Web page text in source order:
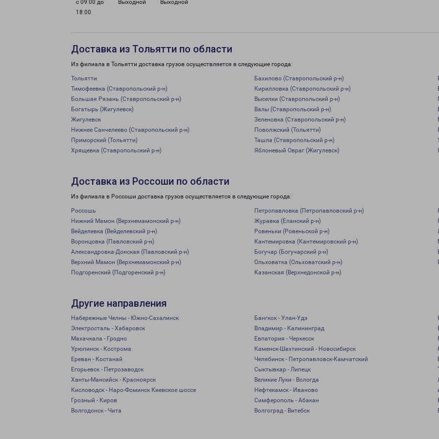
с 09:00 до
18:00
Выходной Выходной
Доставка из Тольятти по области
Из филиала в Тольятти доставка грузов осуществляется в следующие города:
Тольятти Бахилово (Ставропольский р-н)
Тимофеевка (Ставропольский р-н)
Кирилловка (Ставропольский р-н)
Большая Рязань (Ставропольский р-н)
Выселки (Ставропольский р-н)
Богатырь (Жигулевск)
Валы (Ставропольский р-н)
Жигулевск
Зеленовка (Ставропольский р-н)
Нижнее Санчелеево (Ставропольский р-н)
Поволжский (Тольятти)
Приморский (Тольятти)
Ташла (Ставропольский р-н)
Хрящевка (Ставропольский р-н)
Яблоневый Овраг (Жигулевск)
Доставка из Россоши по области
Из филиала в Россоши доставка грузов осуществляется в следующие города:
Россошь Петропавловка (Петропавловский р-н)
Нижний Мамон (Верхнемамонский р-н)
Журавка (Еланский р-н)
Вейделевка (Вейделевский р-н)
Ровеньки (Ровеньской р-н)
Воронцовка (Павловский р-н)
Кантемировка (Кантемировский р-н)
Александровка-Донская (Павловский р-н)
Богучар (Богучарский р-н)
Верхний Мамон (Верхнемамонский р-н)
Ольховатка (Ольховатский р-н)
Подгоренский (Подгоренский р-н)
Казанская (Верхнедонской р-н)
Другие направления
Набережные Челны - Южно-Сахалинск Бангкок - Улан-Удэ
Электросталь - Хабаровск
Владимир - Калининград
Махачкала - Гродно
Евпатория - Черкесск
Урюпинск - Кострома
Каменск-Шахтинский - Новосибирск
Ереван - Костанай
Челябинск - Петропавловск-Камчатский
Егорьевск - Петрозаводск
Сыктывкар - Липецк
Ханты-Мансийск - Красноярск
Великие Луки - Вологда
Кисловодск - Наро-Фоминск Киевское шоссе
Нефтекамск - Иваново
Грозный - Киров
Симферополь - Абакан
Волгодонск - Чита
Волгоград - Витебск